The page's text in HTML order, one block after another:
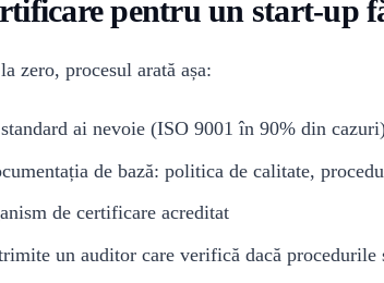
pentru un start-up
zero, procesul arată așa:
ai nevoie (ISO 9001 în 90% din
de bază: politica de calitate,
de certificare acreditat
un auditor care verifică dacă procedurile